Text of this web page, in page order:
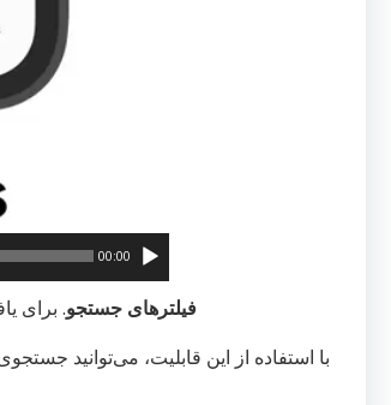
00:00
فیلترهای جستجو. برای
با استفاده از این قابلیت، می‌توانید